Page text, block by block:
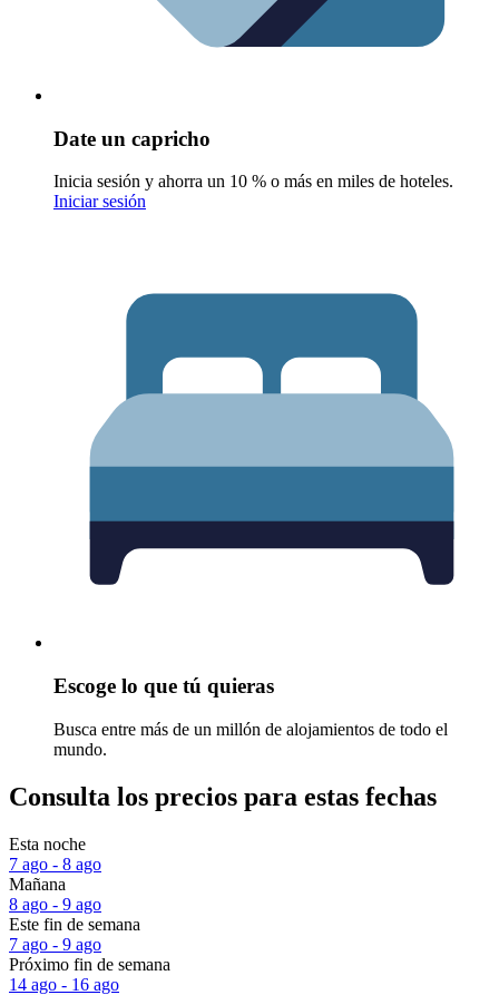
Date un capricho
Inicia sesión y ahorra un 10 % o más en miles de hoteles.
Iniciar sesión
Escoge lo que tú quieras
Busca entre más de un millón de alojamientos de todo el
mundo.
Consulta los precios para estas fechas
Esta noche
7 ago - 8 ago
Mañana
8 ago - 9 ago
Este fin de semana
7 ago - 9 ago
Próximo fin de semana
14 ago - 16 ago